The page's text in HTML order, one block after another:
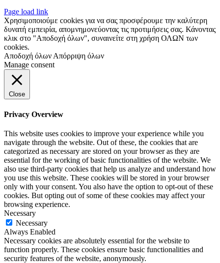
Page load link
Χρησιμοποιούμε cookies για να σας προσφέρουμε την καλύτερη
δυνατή εμπειρία, απομνημονεύοντας τις προτιμήσεις σας. Κάνοντας
κλικ στο "Αποδοχή όλων", συναινείτε στη χρήση ΟΛΩΝ των
cookies.
Αποδοχή όλων Απόρριψη όλων
Manage consent
Close
Privacy Overview
This website uses cookies to improve your experience while you
navigate through the website. Out of these, the cookies that are
categorized as necessary are stored on your browser as they are
essential for the working of basic functionalities of the website. We
also use third-party cookies that help us analyze and understand how
you use this website. These cookies will be stored in your browser
only with your consent. You also have the option to opt-out of these
cookies. But opting out of some of these cookies may affect your
browsing experience.
Necessary
Necessary
Always Enabled
Necessary cookies are absolutely essential for the website to
function properly. These cookies ensure basic functionalities and
security features of the website, anonymously.